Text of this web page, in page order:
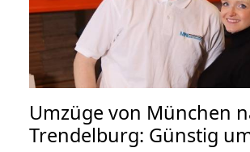
Umzüge von München
Trendelburg: Günstig